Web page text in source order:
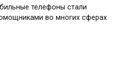
телефоны стали
во многих сферах